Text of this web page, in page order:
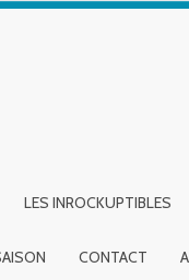
LES INROCKUPTIBLES
CONTACT